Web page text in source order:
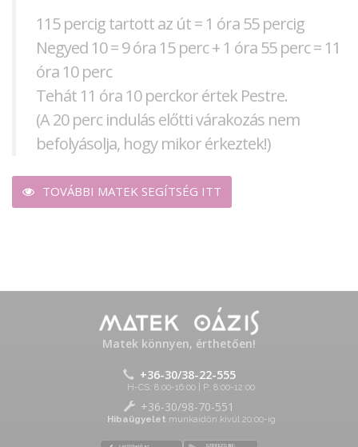
115 percig tartott az út = 1 óra 55 percig
Negyed 10 = 9 óra 15 perc + 1 óra 55 perc = 11
óra 10 perc
Tehát 11 óra 10 perckor értek Pestre.
(A 20 perc indulás előtti várakozás nem
befolyásolja, hogy mikor érkeztek!)
TOVÁBBI MATEK SEGÍTSÉG ITT
Matek könnyen, érthetően!
+36-30/38-22-555
H-CS: 8:00-16:00 | P: 8:00-12:00
+36-30/98-70-551
Hibaügyelet munkaidőn kívül 20:00-ig